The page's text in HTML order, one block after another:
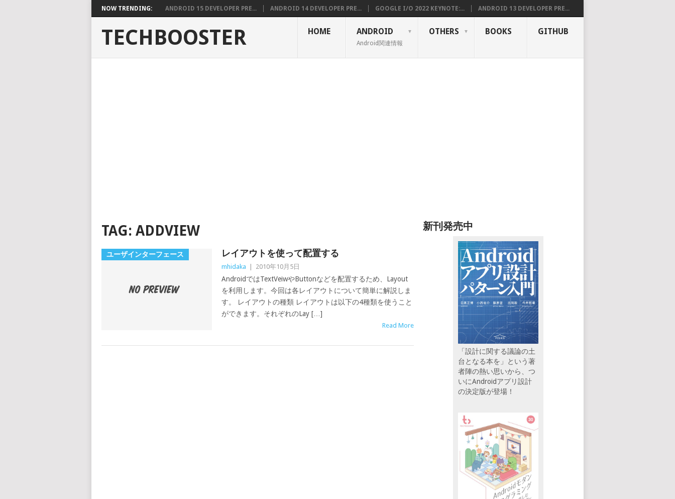
NOW TRENDING: ANDROID 15 DEVELOPER PRE... ANDROID 14 DEVELOPER PRE... GOOGLE I/O 2022 KEYNOTE:... ANDROID 13 DEVELOPER PRE...
TECHBOOSTER HOME ANDROID
Android関連情報
OTHERS BOOKS GITHUB
TAG: ADDVIEW
ユーザインターフェース レイアウトを使って配置する
mhidaka 2010年10月5日
AndroidではTextVeiwやButtonなどを配置するため、Layout
を利用します。今回は各レイアウトについて簡単に解説しま
す。 レイアウトの種類 レイアウトは以下の4種類を使うこと
ができます。それぞれのLay […]
Read More
新刊発売中
「設計に関する議論の土
台となる本を」という著
者陣の熱い思いから、つ
いにAndroidアプリ設計
の決定版が登場！